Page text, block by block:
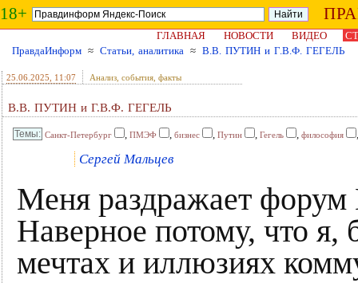
18+
ГЛАВНАЯ НОВОСТИ ВИДЕО
ПравдаИнформ ≈ Статьи, аналитика ≈ В.В. ПУТИН и Г.В.Ф. ГЕГЕЛЬ
25.06.2025 , 11:07 Анализ, события, факты
В.В. ПУТИН и Г.В.Ф. ГЕГЕЛЬ
Санкт-Петербург , ПМЭФ , бизнес , Путин , Гегель , философия
Сергей Мальцев
Меня раздражает
Наверное потому, что
мечтах и иллюзиях